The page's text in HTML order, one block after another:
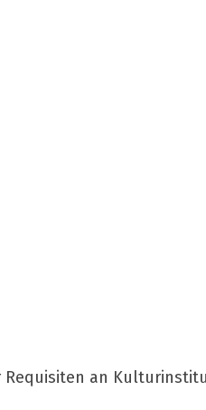
Requisiten an